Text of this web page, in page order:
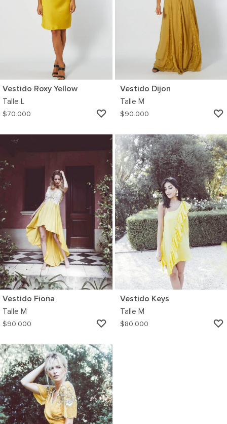
Vestido Roxy Yellow
Talle L
$70.000
AGREGAR
MI
WISHLIST
Vestido Dijon
Talle M
$90.000
Vestido Fiona
Talle M
$90.000
AGREGAR
MI
WISHLIST
Vestido Keys
Talle M
$80.000